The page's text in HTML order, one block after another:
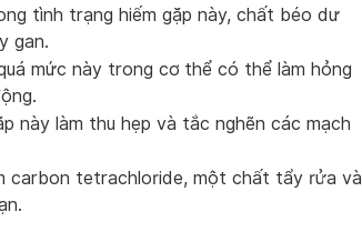
tình trạng hiếm gặp này, chất béo dư
gan.
mức này trong cơ thể có thể làm hỏng
này làm thu hẹp và tắc nghẽn các mạch
carbon tetrachloride, một chất tẩy rửa và